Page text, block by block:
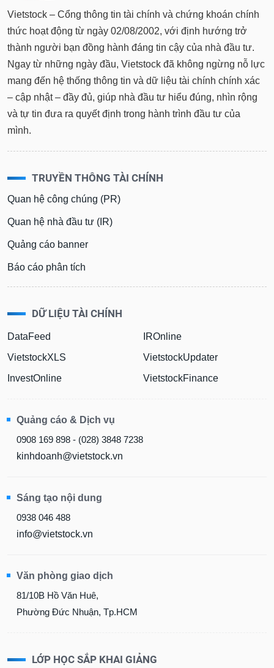
Vietstock – Cổng thông tin tài chính và chứng khoán chính
thức hoạt động từ ngày 02/08/2002, với định hướng trở
thành người bạn đồng hành đáng tin cậy của nhà đầu tư.
Ngay từ những ngày đầu, Vietstock đã không ngừng nỗ lực
mang đến hệ thống thông tin và dữ liệu tài chính chính xác
– cập nhật – đầy đủ, giúp nhà đầu tư hiểu đúng, nhìn rộng
và tự tin đưa ra quyết định trong hành trình đầu tư của
mình.
TRUYỀN THÔNG TÀI CHÍNH
Quan hệ công chúng (PR)
Quan hệ nhà đầu tư (IR)
Quảng cáo banner
Báo cáo phân tích
DỮ LIỆU TÀI CHÍNH
DataFeed
VietstockXLS
InvestOnline
IROnline
VietstockUpdater
VietstockFinance
Quảng cáo & Dịch vụ
0908 169 898 - (028) 3848 7238
kinhdoanh@vietstock.vn
Sáng tạo nội dung
0938 046 488
info@vietstock.vn
Văn phòng giao dịch
81/10B Hồ Văn Huê,
Phường Đức Nhuận, Tp.HCM
LỚP HỌC SẮP KHAI GIẢNG